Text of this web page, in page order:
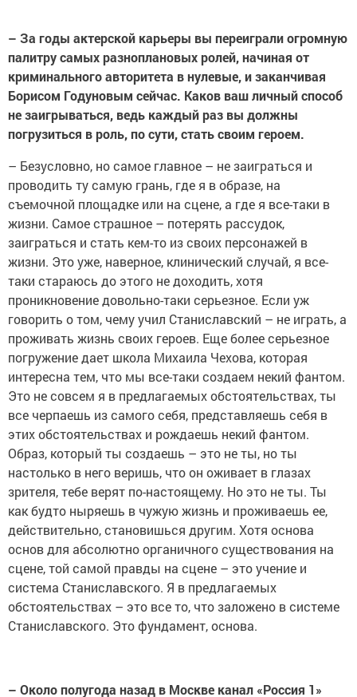
– За годы актерской карьеры вы переиграли огромную
палитру самых разноплановых ролей, начиная от
криминального авторитета в нулевые, и заканчивая
Борисом Годуновым сейчас. Каков ваш личный способ
не заигрываться, ведь каждый раз вы должны
погрузиться в роль, по сути, стать своим героем.
– Безусловно, но самое главное – не заиграться и
проводить ту самую грань, где я в образе, на
съемочной площадке или на сцене, а где я все-таки в
жизни. Самое страшное – потерять рассудок,
заиграться и стать кем-то из своих персонажей в
жизни. Это уже, наверное, клинический случай, я все-
таки стараюсь до этого не доходить, хотя
проникновение довольно-таки серьезное. Если уж
говорить о том, чему учил Станиславский – не играть, а
проживать жизнь своих героев. Еще более серьезное
погружение дает школа Михаила Чехова, которая
интересна тем, что мы все-таки создаем некий фантом.
Это не совсем я в предлагаемых обстоятельствах, ты
все черпаешь из самого себя, представляешь себя в
этих обстоятельствах и рождаешь некий фантом.
Образ, который ты создаешь – это не ты, но ты
настолько в него веришь, что он оживает в глазах
зрителя, тебе верят по-настоящему. Но это не ты. Ты
как будто ныряешь в чужую жизнь и проживаешь ее,
действительно, становишься другим. Хотя основа
основ для абсолютно органичного существования на
сцене, той самой правды на сцене – это учение и
система Станиславского. Я в предлагаемых
обстоятельствах – это все то, что заложено в системе
Станиславского. Это фундамент, основа.
– Около полугода назад в Москве канал «Россия 1»